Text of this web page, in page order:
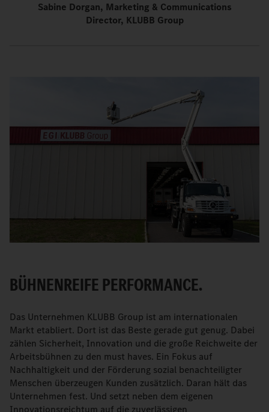
Sabine Dorgan, Marketing & Communications
Director, KLUBB Group
BÜHNENREIFE PERFORMANCE.
Das Unternehmen KLUBB Group ist am internationalen
Markt etabliert. Dort ist das Beste gerade gut genug. Dabei
zählen Sicherheit, Innovation und die große Reichweite der
Arbeitsbühnen zu den must haves. Ein Fokus auf
Nachhaltigkeit und der Förderung sozial benachteiligter
Menschen überzeugen Kunden zusätzlich. Daran hält das
Unternehmen fest. Und setzt neben dem eigenen
Innovationsreichtum auf die zuverlässigen